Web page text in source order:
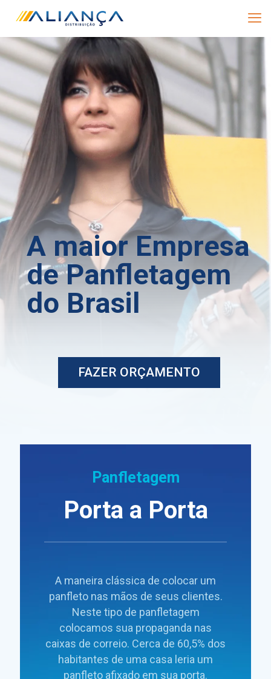
FAZER ORÇAMENTO
A maior Empresa
de Panfletagem
do Brasil
Panfletagem
Porta a Porta
A maneira clássica de colocar um
panfleto nas mãos de seus clientes.
Neste tipo de panfletagem
colocamos sua propaganda nas
caixas de correio. Cerca de 60,5% dos
habitantes de uma casa leria um
panfleto afixado em sua porta.